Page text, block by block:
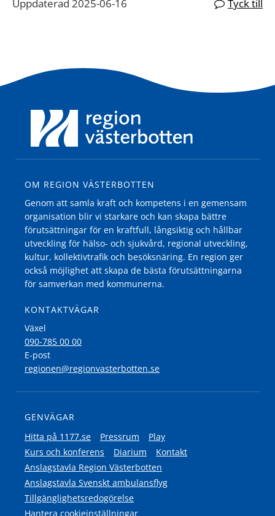
Uppdaterad 2025-06-16 Tyck till
OM REGION VÄSTERBOTTEN
Genom att samla kraft och kompetens i en gemensam
organisation blir vi starkare och kan skapa bättre
förutsättningar för en kraftfull, långsiktig och hållbar
utveckling för hälso- och sjukvård, regional utveckling,
kultur, kollektivtrafik och besöksnäring. En region ger
också möjlighet att skapa de bästa förutsättningarna
för samverkan med kommunerna.
KONTAKTVÄGAR
Växel
090-785 00 00
E-post
regionen@regionvasterbotten.se
GENVÄGAR
Hitta på 1177.se
Pressrum
Play
Kurs och konferens
Diarium
Kontakt
Anslagstavla Region Västerbotten
Anslagstavla Svenskt ambulansflyg
Tillgänglighetsredogörelse
Hantera cookieinställningar